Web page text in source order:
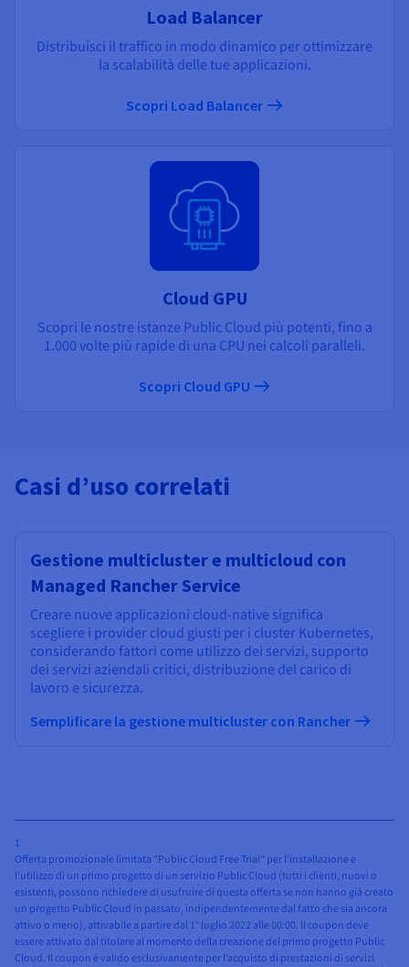
Load Balancer
Distribuisci il traffico in modo dinamico per ottimizzare
la scalabilità delle tue applicazioni.
Scopri Load Balancer
Cloud GPU
Scopri le nostre istanze Public Cloud più potenti, fino a
1.000 volte più rapide di una CPU nei calcoli paralleli.
Scopri Cloud GPU
Casi d’uso correlati
Gestione multicluster e multicloud con
Managed Rancher Service
Creare nuove applicazioni cloud-native significa
scegliere i provider cloud giusti per i cluster Kubernetes,
considerando fattori come utilizzo dei servizi, supporto
dei servizi aziendali critici, distribuzione del carico di
lavoro e sicurezza.
Semplificare la gestione multicluster con Rancher
1
Offerta promozionale limitata "Public Cloud Free Trial" per l'installazione e
l'utilizzo di un primo progetto di un servizio Public Cloud (tutti i clienti, nuovi o
esistenti, possono richiedere di usufruire di questa offerta se non hanno già creato
un progetto Public Cloud in passato, indipendentemente dal fatto che sia ancora
attivo o meno), attivabile a partire dal 1° luglio 2022 alle 00:00. Il coupon deve
essere attivato dal titolare al momento della creazione del primo progetto Public
Cloud. Il coupon è valido esclusivamente per l’acquisto di prestazioni di servizi